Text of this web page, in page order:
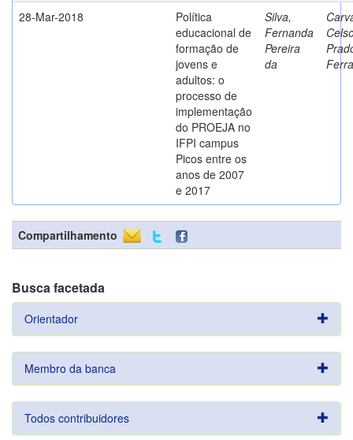
28-Mar-2018
Política
educacional de
formação de
jovens e
adultos: o
processo de
implementação
do PROEJA no
IFPI campus
Picos entre os
anos de 2007
e 2017
Silva,
Fernanda
Pereira
da
Compartilhamento
Busca facetada
Orientador
Membro da banca
Todos contribuidores